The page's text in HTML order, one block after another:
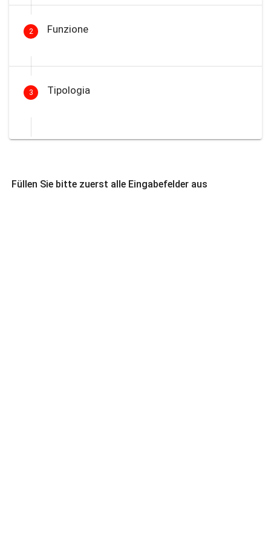
2 Funzione
3 Tipologia
Füllen Sie bitte zuerst alle Eingabefelder aus